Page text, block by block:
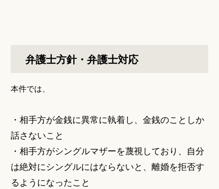
弁護士方針・弁護士対応
本件では、
・相手方が金銭に異常に執着し、金銭のことしか
話さないこと
・相手方がシングルマザーを蔑視しており、自分
は絶対にシングルにはならないと、離婚を拒否す
るようになったこと